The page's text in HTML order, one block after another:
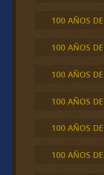
100 AÑOS
100 AÑOS
100 AÑOS
100 AÑOS
100 AÑOS
100 AÑOS